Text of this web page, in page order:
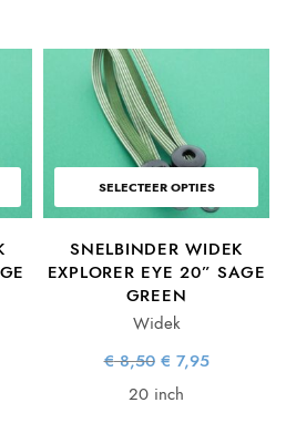
SELECTEER OPTIES
SNELBINDER WIDEK
EXPLORER EYE 20” SAGE
GREEN
Widek
€8,50 Oorspronkelijke
prijs was:
€ 7,95Huidige
20 inch